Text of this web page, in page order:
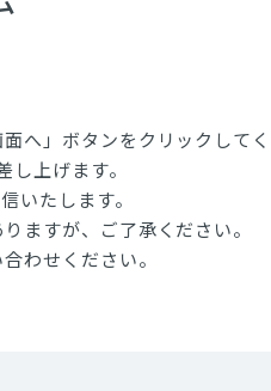
へ」ボタンをクリックしてく
上げます。
いたします。
ますが、ご了承ください。
わせください。